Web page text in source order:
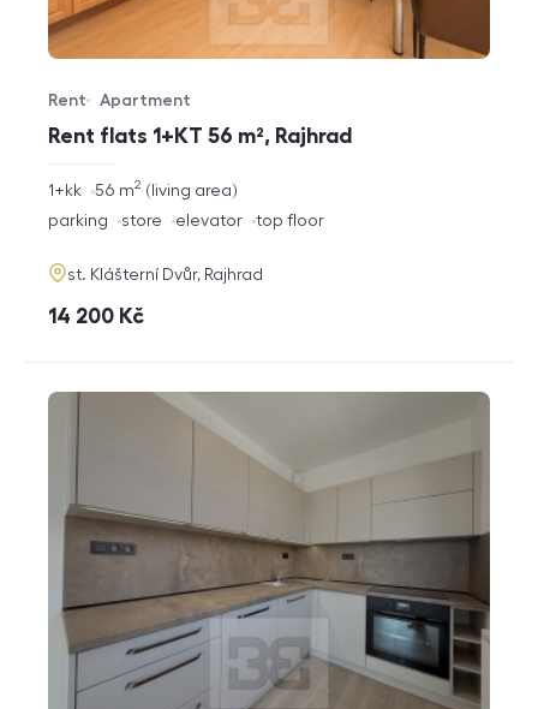
Rent flats 1+KT 56 m², Rajhrad
Offer type
Rent
Property type
Apartment
rozměry
disposition
1+kk living area
56 m2
funkce
parking store elevator top floor
adresa
st. Klášterní Dvůr, Rajhrad
cena
14 200 Kč